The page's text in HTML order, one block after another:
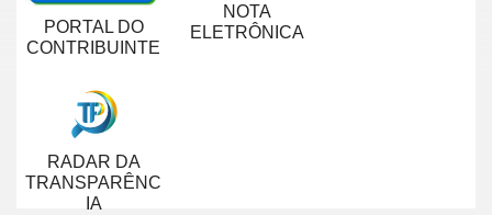
PORTAL DO
CONTRIBUINTE
NOTA
ELETRÔNICA
RADAR DA
TRANSPARÊNC
IA